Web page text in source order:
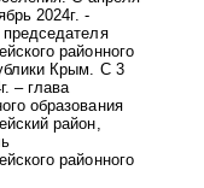
2024г. -
районного
Крым. С 3
– глава
образования
район,
районного